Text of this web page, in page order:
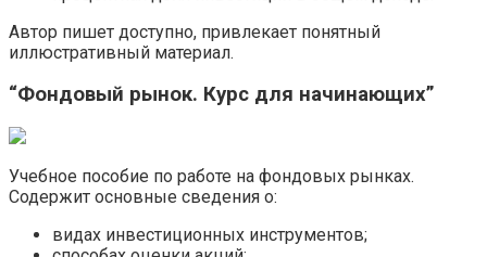
Автор пишет доступно, привлекает понятный
иллюстративный материал.
“Фондовый рынок. Курс для начинающих”
Учебное пособие по работе на фондовых рынках.
Содержит основные сведения о:
видах инвестиционных инструментов;